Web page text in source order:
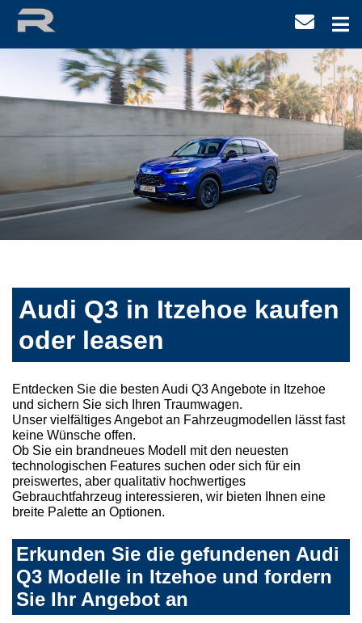
Audi Q3 in Itzehoe kaufen
oder leasen
Entdecken Sie die besten Audi Q3 Angebote in Itzehoe
und sichern Sie sich Ihren Traumwagen.
Unser vielfältiges Angebot an Fahrzeugmodellen lässt fast
keine Wünsche offen.
Ob Sie ein brandneues Modell mit den neuesten
technologischen Features suchen oder sich für ein
preiswertes, aber qualitativ hochwertiges
Gebrauchtfahrzeug interessieren, wir bieten Ihnen eine
breite Palette an Optionen.
Erkunden Sie die gefundenen Audi
Q3 Modelle in Itzehoe und fordern
Sie Ihr Angebot an